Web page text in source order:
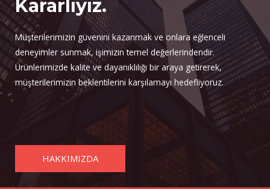
Kararlıyız.
Müşterilerimizin güvenini kazanmak ve onlara eğlenceli
deneyimler sunmak, işimizin temel değerlerindendir.
Ürünlerimizde kalite ve dayanıklılığı bir araya getirerek,
müşterilerimizin beklentilerini karşılamayı hedefliyoruz.
HAKKIMIZDA